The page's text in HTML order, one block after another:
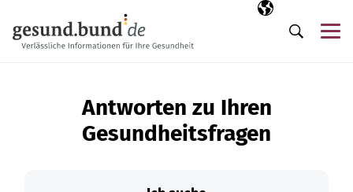
Ausgewählte
DE
Suche
Antworten zu Ihren
Gesundheitsfragen